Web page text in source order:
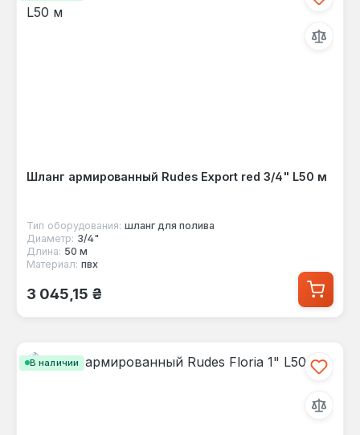
Шланг армированный Rudes Export red 3/4" L50 м
Тип оборудования: шланг для полива
Диаметр: 3/4"
Длина: 50 м
Материал: пвх
Обычная цена:
3 045,15 ₴
В наличии